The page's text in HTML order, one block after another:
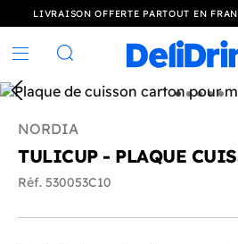
LIVRAISON OFFERTE PARTOUT EN
Rechercher
NORDIA
TULICUP - PLAQUE
Réf. 530053C10